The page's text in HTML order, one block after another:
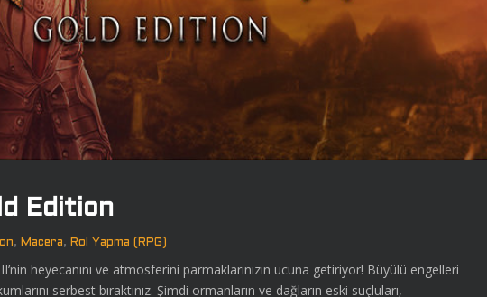
Edition
, Macera, Rol Yapma (RPG)
heyecanını ve atmosferini parmaklarınızın ucuna getiriyor! Büyülü engelleri
serbest bıraktınız. Şimdi ormanların ve dağların eski suçluları,